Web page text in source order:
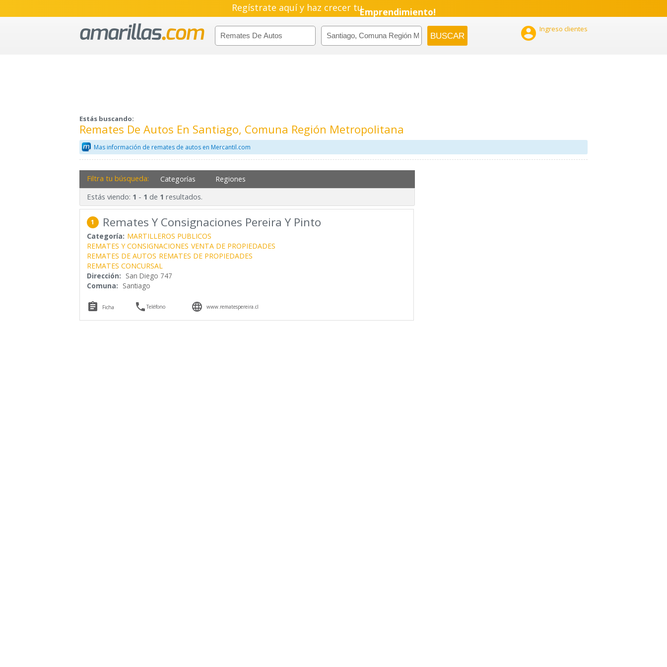
Regístrate aquí y haz crecer tuEmprendimiento!
 Ingreso clientes
Estás buscando:
Remates De Autos En Santiago, Comuna Región Metropolitana
Mas información de remates de autos en Mercantil.com
Filtra tu búsqueda: Categorías Regiones
Estás viendo: 1 - 1 de 1 resultados.
1 Remates Y Consignaciones Pereira Y Pinto
Categoría: MARTILLEROS PUBLICOS
REMATES Y CONSIGNACIONES VENTA DE PROPIEDADES
REMATES DE AUTOS REMATES DE PROPIEDADES
REMATES CONCURSAL
Dirección: San Diego 747
Comuna: Santiago
 Ficha Teléfono  www.rematespereira.cl